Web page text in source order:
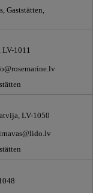
Gaststätten,
LV-1011
LV-1050